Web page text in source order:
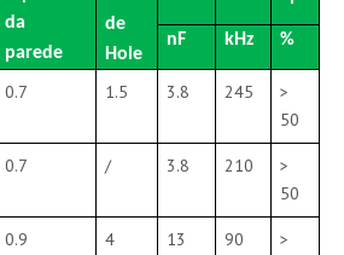
da
parede
de
Hole
nF kHz %
0.7 1.5 3.8 245
>
50
0.7 / 3.8 210
>
50
0.9 4 13 90
>